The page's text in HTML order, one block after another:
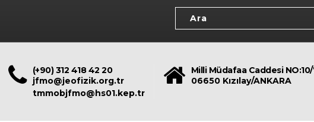
(+90) 312 418 42 20
jfmo@jeofizik.org.tr
tmmobjfmo@hs01.kep.tr
Milli Müdafaa Caddesi
06650 Kızılay/ANKARA